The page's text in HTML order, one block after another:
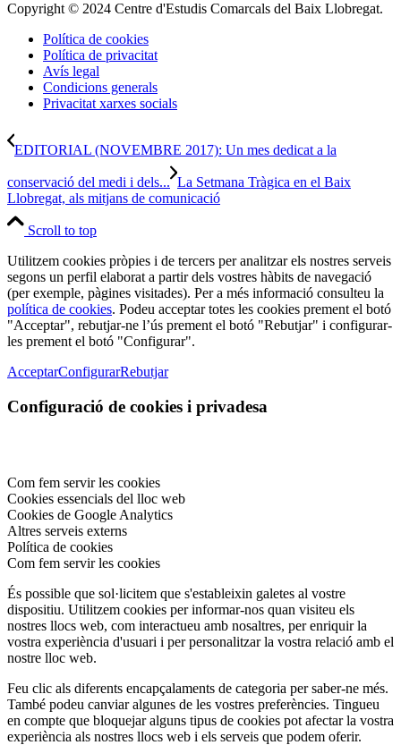
Copyright © 2024 Centre d'Estudis Comarcals del Baix Llobregat.
Política de cookies
Política de privacitat
Avís legal
Condicions generals
Privacitat xarxes socials
EDITORIAL (NOVEMBRE 2017): Un mes dedicat a la
conservació del medi i dels... La Setmana Tràgica en el Baix
Llobregat, als mitjans de comunicació
Scroll to top
Utilitzem cookies pròpies i de tercers per analitzar els nostres serveis
segons un perfil elaborat a partir dels vostres hàbits de navegació
(per exemple, pàgines visitades). Per a més informació consulteu la
política de cookies. Podeu acceptar totes les cookies prement el botó
"Acceptar", rebutjar-ne l’ús prement el botó "Rebutjar" i configurar-
les prement el botó "Configurar".
AcceptarConfigurarRebutjar
Configuració de cookies i privadesa
Com fem servir les cookies
Cookies essencials del lloc web
Cookies de Google Analytics
Altres serveis externs
Política de cookies
Com fem servir les cookies
És possible que sol·licitem que s'estableixin galetes al vostre
dispositiu. Utilitzem cookies per informar-nos quan visiteu els
nostres llocs web, com interactueu amb nosaltres, per enriquir la
vostra experiència d'usuari i per personalitzar la vostra relació amb el
nostre lloc web.
Feu clic als diferents encapçalaments de categoria per saber-ne més.
També podeu canviar algunes de les vostres preferències. Tingueu
en compte que bloquejar alguns tipus de cookies pot afectar la vostra
experiència als nostres llocs web i els serveis que podem oferir.